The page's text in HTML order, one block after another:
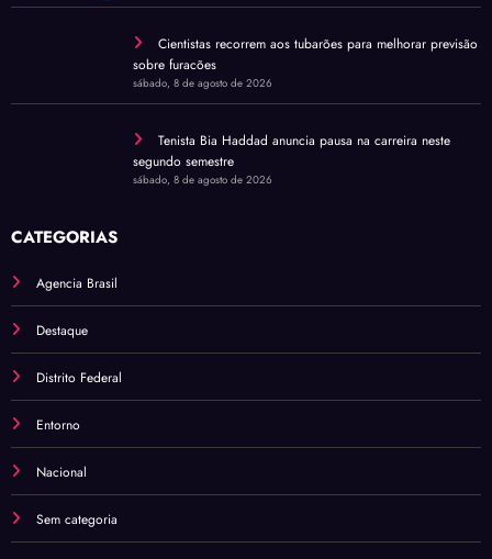
Cientistas recorrem aos tubarões para melhorar previsão
sobre furacões
sábado, 8 de agosto de 2026
Tenista Bia Haddad anuncia pausa na carreira neste
segundo semestre
sábado, 8 de agosto de 2026
CATEGORIAS
Agencia Brasil
Destaque
Distrito Federal
Entorno
Nacional
Sem categoria